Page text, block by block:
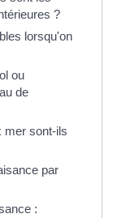
?
lorsqu'on
ou
de
mer sont-ils
par
: